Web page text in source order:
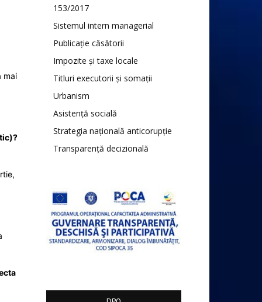
mai
153/2017
Sistemul intern managerial
Publicație căsătorii
Impozite și taxe locale
Titluri executorii și somații
Urbanism
Asistență socială
Strategia națională anticorupție
Transparență decizională